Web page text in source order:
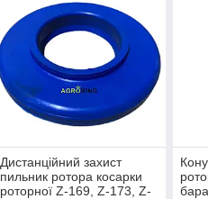
Дистанційний захист
пильник ротора косарки
роторної Z-169, Z-173, Z-